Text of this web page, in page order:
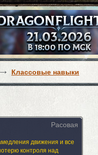
Классовые навыки
Расовая
движения и все
контроля над